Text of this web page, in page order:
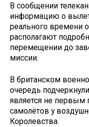
В сообщении
информацию о
реального времени
располагают
перемещении до
миссии.
В британском
очередь
является не
самолётов у
Королевства.